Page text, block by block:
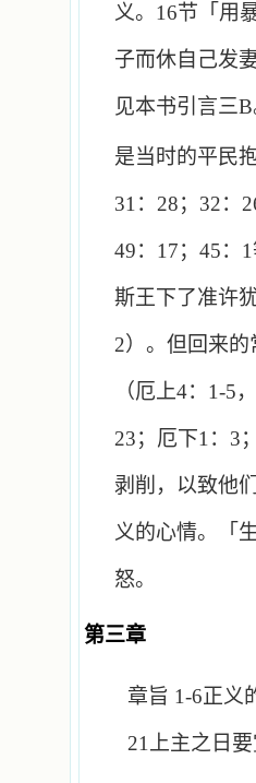
义。 16节「用
子而休自己发
见本书引言三B
是当时的平民
31 ： 28； 32：
49： 17； 45： 1
斯王下了准许
2）。但回来
（厄上4： 1-5，
23；厄下1 ： 3
剥削，以致他
义的心情。「
怒。
第三章
章旨 1-6正义
21 上主之日